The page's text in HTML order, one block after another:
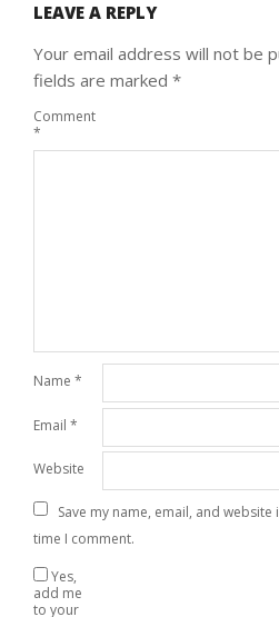
LEAVE A REPLY
Your email address will not be
fields are marked *
Comment
*
Name *
Email *
Website
Save my name, email, and
time I comment.
Yes,
add me
to your